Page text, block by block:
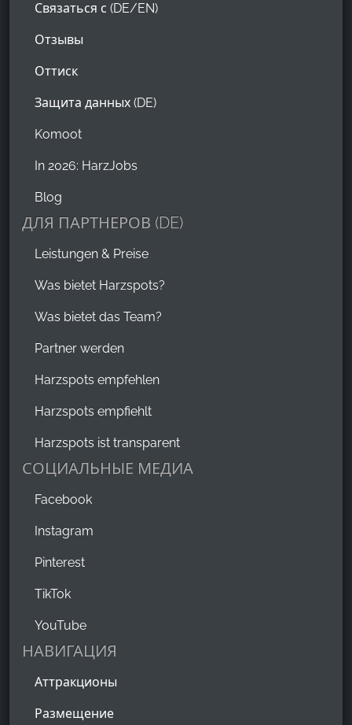
Связаться с (DE/EN)
Отзывы
Оттиск
Защита данных (DE)
Komoot
In 2026: HarzJobs
Blog
ДЛЯ ПАРТНЕРОВ (DE)
Leistungen & Preise
Was bietet Harzspots?
Was bietet das Team?
Partner werden
Harzspots empfehlen
Harzspots empfiehlt
Harzspots ist transparent
СОЦИАЛЬНЫЕ МЕДИА
Facebook
Instagram
Pinterest
TikTok
YouTube
НАВИГАЦИЯ
Аттракционы
Размещение